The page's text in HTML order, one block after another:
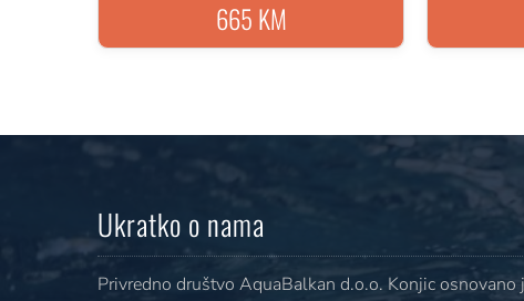
665 KM
Ukratko o nama
Privredno društvo AquaBalkan d.o.o. Konjic